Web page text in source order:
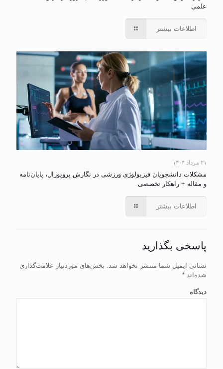
علمی
اطلاعات بیشتر
۲۱ مرداد ۱۴۰۴
مشکلات دانشجویان فیزیولوژی ورزشی در نگارش پروپوزال، پایان‌نامه
و مقاله + راهکار تخصصی
اطلاعات بیشتر
پاسخی بگذارید
نشانی ایمیل شما منتشر نخواهد شد. بخش‌های موردنیاز علامت‌گذاری
شده‌اند *
دیدگاه